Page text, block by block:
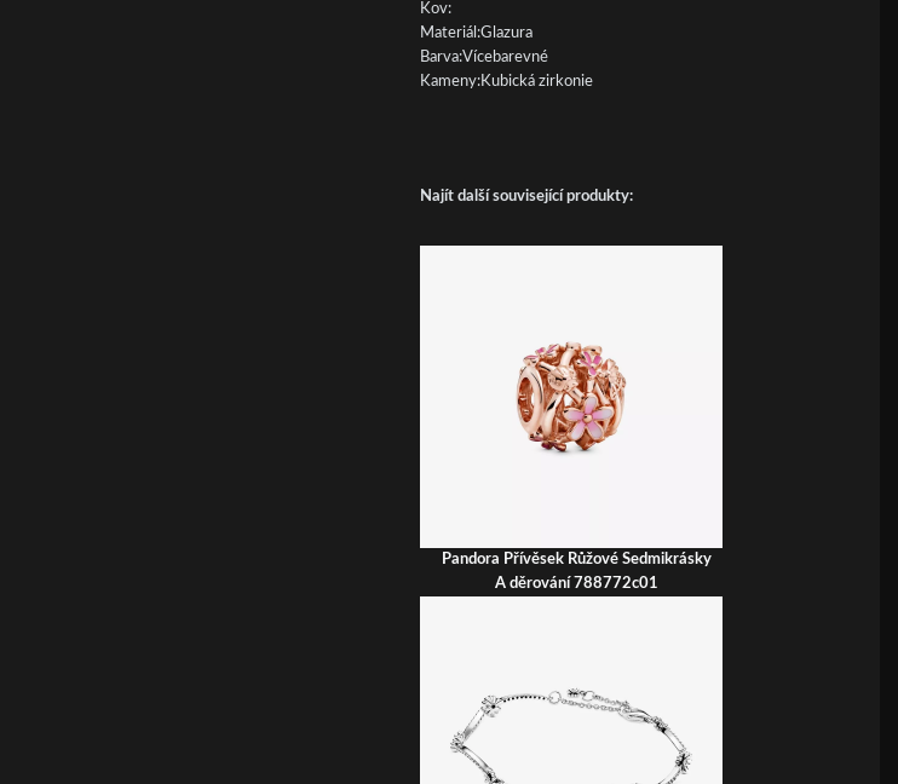
Kov:
Materiál:Glazura
Barva:Vícebarevné
Kameny:Kubická zirkonie
Najít další související produkty:
Pandora Přívěsek Růžové Sedmikrásky
A děrování 788772c01